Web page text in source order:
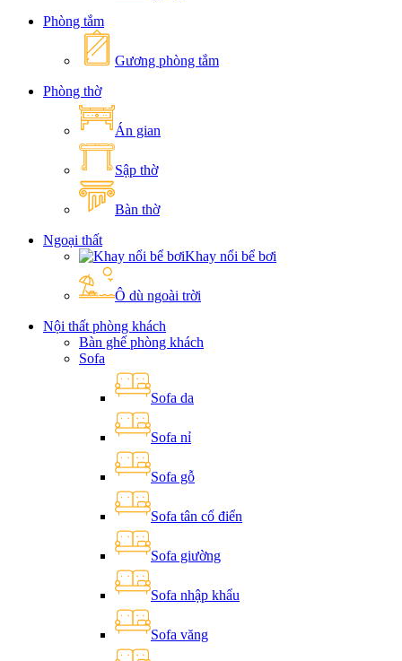
Phòng tắm
Gương phòng tắm
Phòng thờ
Án gian
Sập thờ
Bàn thờ
Ngoại thất
Khay nổi bể bơi
Ô dù ngoài trời
Nội thất phòng khách
Bàn ghế phòng khách
Sofa
Sofa da
Sofa nỉ
Sofa gỗ
Sofa tân cổ điển
Sofa giường
Sofa nhập khẩu
Sofa văng